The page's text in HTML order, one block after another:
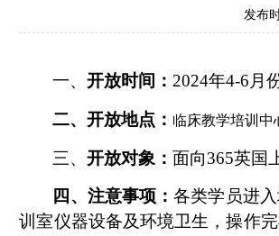
发布
一、开放时间： 2024年4-6月
二、开放地点： 临床教学培训中
三、开放对象：面向365英国
四、注意事项：各类学员进
训室仪器设备及环境卫生，操作